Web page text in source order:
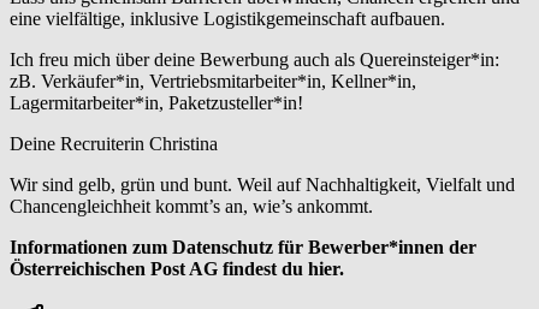
eine vielfältige, inklusive Logistikgemeinschaft aufbauen.
Ich freu mich über deine Bewerbung auch als Quereinsteiger*in:
zB. Verkäufer*in, Vertriebsmitarbeiter*in, Kellner*in,
Lagermitarbeiter*in, Paketzusteller*in!
Deine Recruiterin Christina
Wir sind gelb, grün und bunt. Weil auf Nachhaltigkeit, Vielfalt und
Chancengleichheit kommt’s an, wie’s ankommt.
Informationen zum Datenschutz für Bewerber*innen der
Österreichischen Post AG findest du hier.